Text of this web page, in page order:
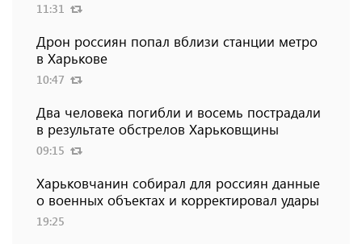
11:31
Дрон россиян попал вблизи станции метро
в Харькове
10:47
Два человека погибли и восемь пострадали
в результате обстрелов Харьковщины
09:15
Харьковчанин собирал для россиян данные
о военных объектах и ​​корректировал удары
19:25